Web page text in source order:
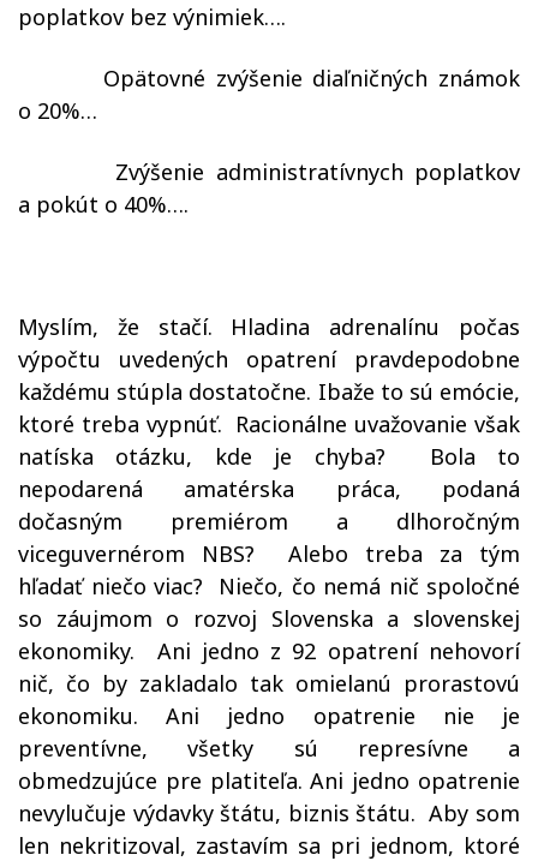
poplatkov bez výnimiek….
Opätovné zvýšenie diaľničných známok
o 20%…
Zvýšenie administratívnych poplatkov
a pokút o 40%….
Myslím, že stačí. Hladina adrenalínu počas
výpočtu uvedených opatrení pravdepodobne
každému stúpla dostatočne. Ibaže to sú emócie,
ktoré treba vypnúť. Racionálne uvažovanie však
natíska otázku, kde je chyba?
Bola to
nepodarená amatérska práca, podaná
dočasným premiérom a dlhoročným
viceguvernérom NBS?
Alebo treba za tým
hľadať niečo viac?
Niečo, čo nemá nič spoločné
so záujmom o rozvoj Slovenska a slovenskej
ekonomiky.
Ani jedno z 92 opatrení nehovorí
nič, čo by zakladalo tak omielanú prorastovú
ekonomiku. Ani jedno opatrenie nie je
preventívne, všetky sú represívne a
obmedzujúce pre platiteľa. Ani jedno opatrenie
nevylučuje výdavky štátu, biznis štátu. Aby som
len nekritizoval, zastavím sa pri jednom, ktoré